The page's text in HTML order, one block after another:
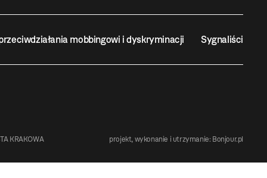
mobbingowi i dyskryminacji Sygnaliści
KRAKOWA projekt, wykonanie i utrzymanie: Bonjour.pl